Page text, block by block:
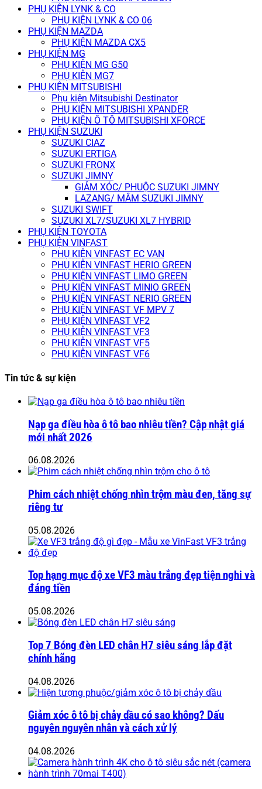
PHỤ KIỆN LYNK & CO
PHỤ KIỆN LYNK & CO 06
PHỤ KIỆN MAZDA
PHỤ KIỆN MAZDA CX5
PHỤ KIỆN MG
PHỤ KIỆN MG G50
PHỤ KIỆN MG7
PHỤ KIỆN MITSUBISHI
Phụ kiện Mitsubishi Destinator
PHỤ KIỆN MITSUBISHI XPANDER
PHỤ KIỆN Ô TÔ MITSUBISHI XFORCE
PHỤ KIỆN SUZUKI
SUZUKI CIAZ
SUZUKI ERTIGA
SUZUKI FRONX
SUZUKI JIMNY
GIẢM XÓC/ PHUỘC SUZUKI JIMNY
LAZANG/ MÂM SUZUKI JIMNY
SUZUKI SWIFT
SUZUKI XL7/SUZUKI XL7 HYBRID
PHỤ KIỆN TOYOTA
PHỤ KIỆN VINFAST
PHỤ KIỆN VINFAST EC VAN
PHỤ KIỆN VINFAST HERIO GREEN
PHỤ KIỆN VINFAST LIMO GREEN
PHỤ KIỆN VINFAST MINIO GREEN
PHỤ KIỆN VINFAST NERIO GREEN
PHỤ KIỆN VINFAST VF MPV 7
PHỤ KIỆN VINFAST VF2
PHỤ KIỆN VINFAST VF3
PHỤ KIỆN VINFAST VF5
PHỤ KIỆN VINFAST VF6
Tin tức & sự kiện
Nạp ga điều hòa ô tô bao nhiêu tiền? Cập nhật giá
mới nhất 2026
06.08.2026
Phim cách nhiệt chống nhìn trộm màu đen, tăng sự
riêng tư
05.08.2026
Top hạng mục độ xe VF3 màu trắng đẹp tiện nghi và
đáng tiền
05.08.2026
Top 7 Bóng đèn LED chân H7 siêu sáng lắp đặt
chính hãng
04.08.2026
Giảm xóc ô tô bị chảy dầu có sao không? Dấu
nguyên nguyên nhân và cách xử lý
04.08.2026